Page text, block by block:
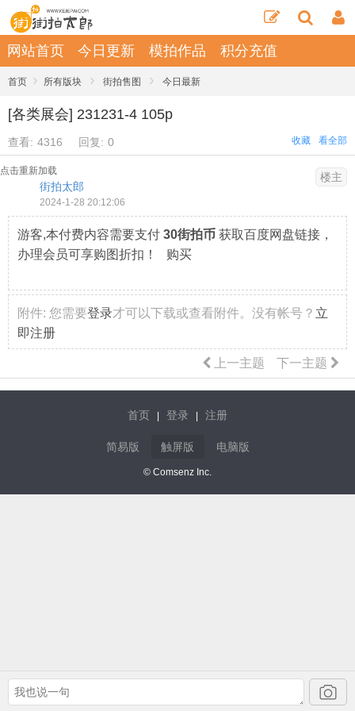
网站首页 今日更新 模拍作品 积分充值
首页 › 所有版块 › 街拍售图 › 今日最新
[各类展会] 231231-4 105p
查看: 4316 回复: 0 看全部
收藏
点击重新加载
街拍太郎
2024-1-28 20:12:06
楼主
游客,本付费内容需要支付 30街拍币 获取百度网盘链接，
办理会员可享购图折扣！ 购买
附件: 您需要登录才可以下载或查看附件。没有帐号？ 立
即注册
下一主题
上一主题
首页 登录 注册
简易版 触屏版 电脑版
© Comsenz Inc.